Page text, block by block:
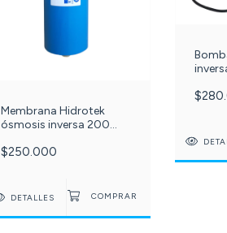
Membrana Hidrotek
ósmosis inversa 200
$250.000
DETALLES